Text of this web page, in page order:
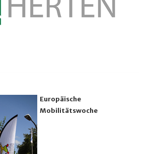
Europäische
Mobilitätswoche